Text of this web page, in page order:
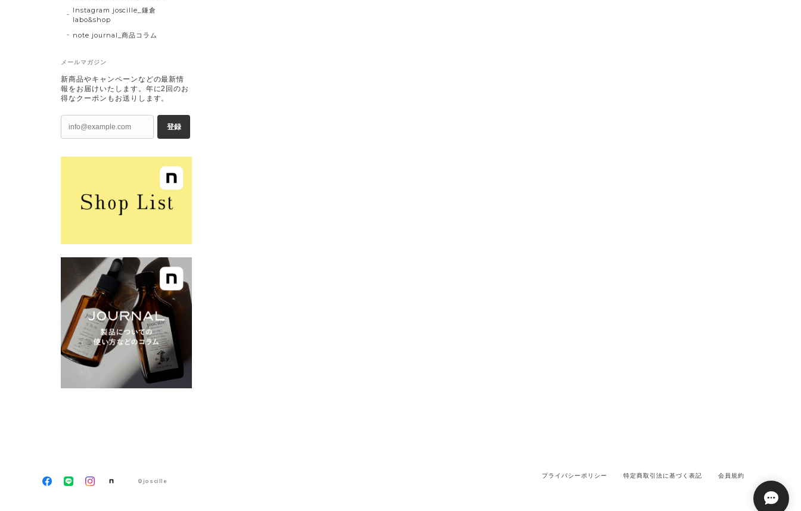
Instagram joscille_鎌倉
labo&shop
note journal_商品コラム
メールマガジン
新商品やキャンペーンなどの最新情
報をお届けいたします。年に2回のお
得なクーポンもお送りします。
登録
プライバシーポリシー 特定商取引法に基づく表記 会員規約
©joscille